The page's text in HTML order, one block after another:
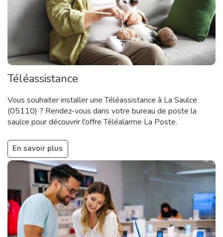
Téléassistance
Vous souhaiter installer une Téléassistance à La Saulce
(05110) ? Rendez-vous dans votre bureau de poste la
saulce pour découvrir l'offre Téléalarme La Poste.
En savoir plus